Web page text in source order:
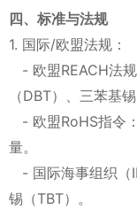
四、标准与法规
1. 国际/欧盟法规：
- 欧盟REACH法
（DBT）、三苯基
- 欧盟RoHS指令
量。
- 国际海事组织（
锡（TBT）。